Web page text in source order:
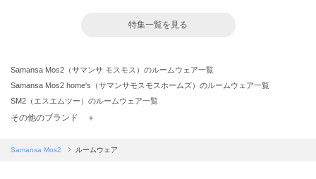
特集一覧を見る
Samansa Mos2（サマンサ モスモス）のルームウェア一覧
Samansa Mos2 home's（サマンサモスモスホームズ）のルームウェア一覧
SM2（エスエムツー）のルームウェア一覧
TSUHARU by Samansa Mos2（ツハルバイサマンサモスモス）のルームウェア一覧
Samansa Mos2 blue（サマンサモスモス ブルー）のルームウェア一覧
その他のブランド ＋
Samansa Mos2 ルームウェア